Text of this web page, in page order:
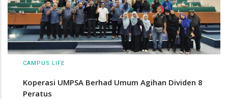
CAMPUS LIFE
Koperasi UMPSA Berhad Umum Agihan Dividen 8
Peratus